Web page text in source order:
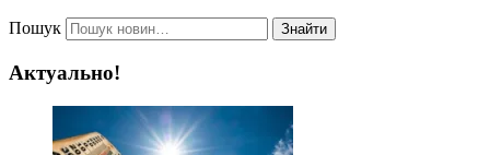
Пошук Знайти
Актуально!